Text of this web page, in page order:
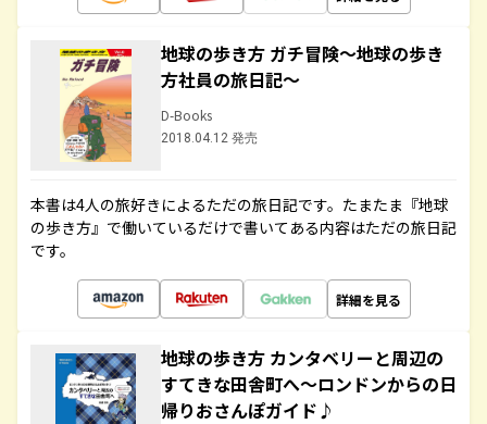
地球の歩き方 ガチ冒険～地球の歩き
方社員の旅日記～
D-Books
2018.04.12 発売
本書は4人の旅好きによるただの旅日記です。たまたま『地球
の歩き方』で働いているだけで書いてある内容はただの旅日記
です。
詳細を見る
地球の歩き方 カンタベリーと周辺の
すてきな田舎町へ～ロンドンからの日
帰りおさんぽガイド♪